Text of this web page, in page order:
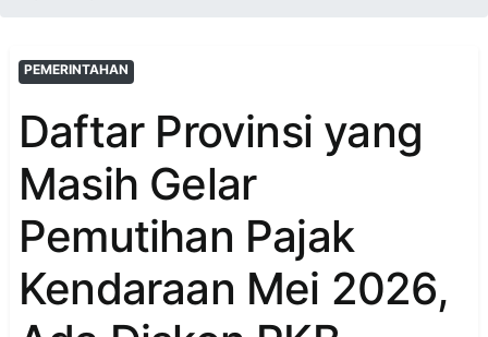
PEMERINTAHAN
Daftar Provinsi yang
Masih Gelar
Pemutihan Pajak
Kendaraan Mei 2026,